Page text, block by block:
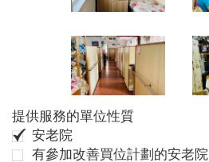
提供服務的單位性質
安老院
有參加改善買位計劃的安老院